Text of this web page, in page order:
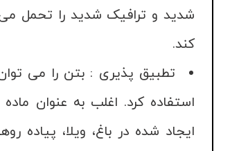
شدید و ترافیک شدید را تحمل
کند.
تطبیق پذیری : بتن را می
استفاده کرد. اغلب به عنوان
ایجاد شده در باغ، ویلا، پیاده